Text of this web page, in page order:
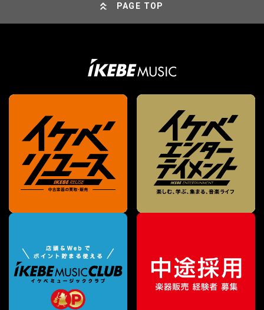
PAGE TOP